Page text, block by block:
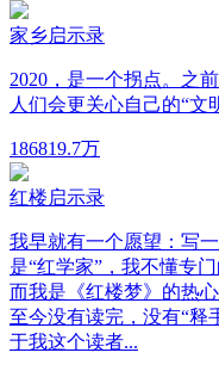
家乡启示录
2020，是一个拐点。之
人们会更关心自己的“文
186819.7万
红楼启示录
我早就有一个愿望：写
是“红学家”，我不懂专
而我是《红楼梦》的热
至今没有读完，没有“释
于我这个读者...